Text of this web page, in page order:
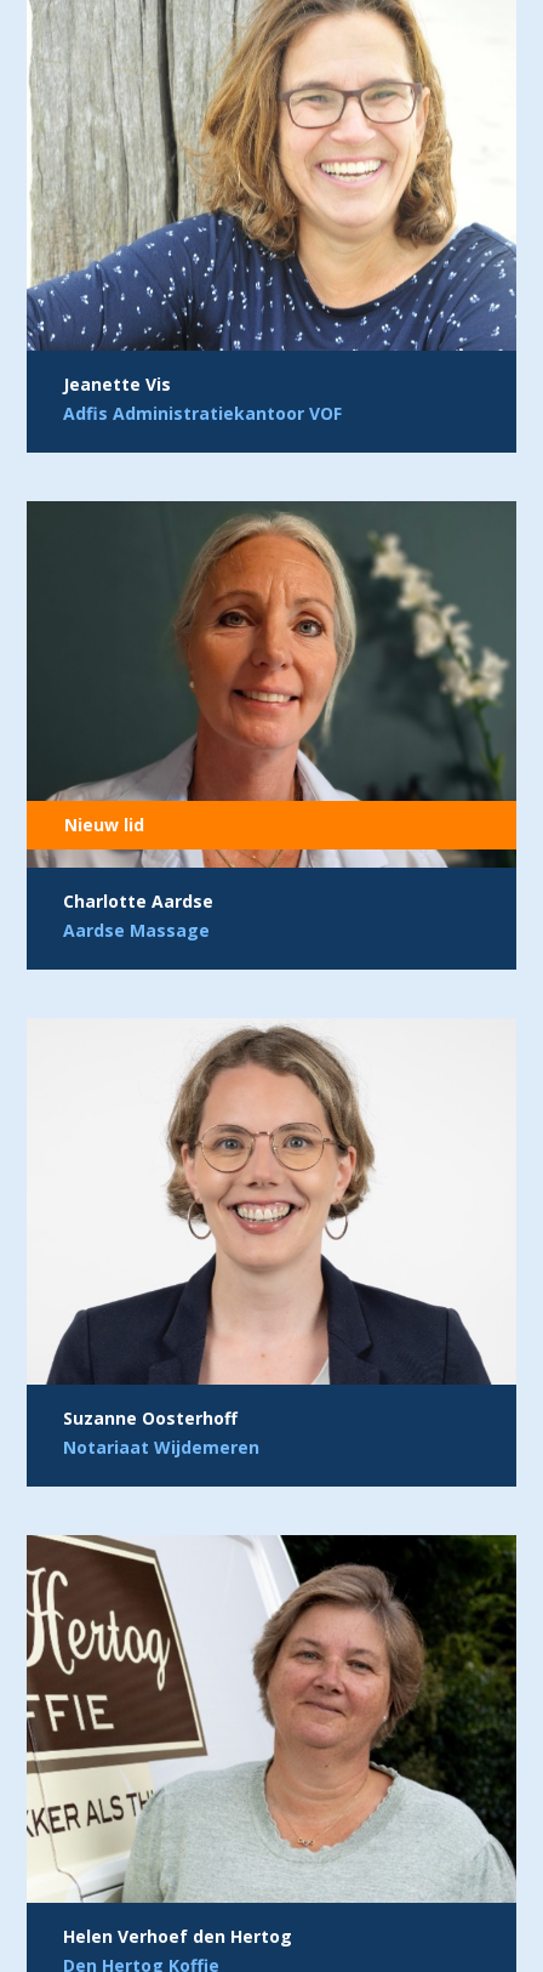
Jeanette Vis
Adfis Administratiekantoor VOF
Nieuw lid
Charlotte Aardse
Aardse Massage
Suzanne Oosterhoff
Notariaat Wijdemeren
Helen Verhoef den Hertog
Den Hertog Koffie